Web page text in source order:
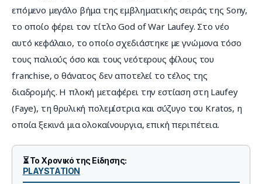
επόμενο μεγάλο βήμα της εμβληματικής σειράς της Sony,
το οποίο φέρει τον τίτλο God of War Laufey. Στο νέο
αυτό κεφάλαιο, το οποίο σχεδιάστηκε με γνώμονα τόσο
τους παλιούς όσο και τους νεότερους φίλους του
franchise, ο θάνατος δεν αποτελεί το τέλος της
διαδρομής. Η πλοκή μεταφέρει την εστίαση στη Laufey
(Faye), τη θρυλική πολεμίστρια και σύζυγο του Kratos, η
οποία ξεκινά μια ολοκαίνουργια, επική περιπέτεια.
⏳ Το Χρονικό της Είδησης:
PLAYSTATION